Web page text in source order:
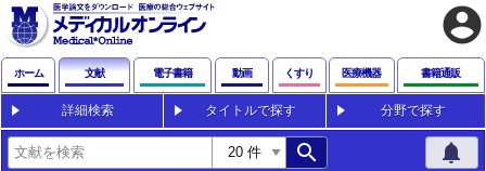
account_circle
ホーム 文献 電子書籍 動画 くすり 医療機器 書籍通販
詳細検索 タイトルで探す 分野で探す
search notifications